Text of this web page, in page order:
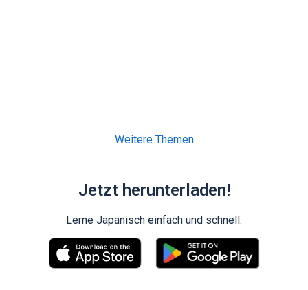
Weitere Themen
Jetzt herunterladen!
Lerne Japanisch einfach und schnell.